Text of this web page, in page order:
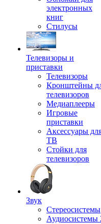
электронных
книг
Стилусы
Телевизоры и
приставки
Телевизоры
Кронштейны
телевизоров
Медиаплееры
Игровые
приставки
Аксессуары
ТВ
Стойки для
телевизоров
Звук
Стереосистемы
Аудиосистемы